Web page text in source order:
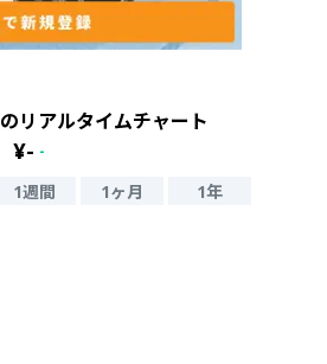
のリアルタイムチャート
¥- -
1週間 1ヶ月 1年